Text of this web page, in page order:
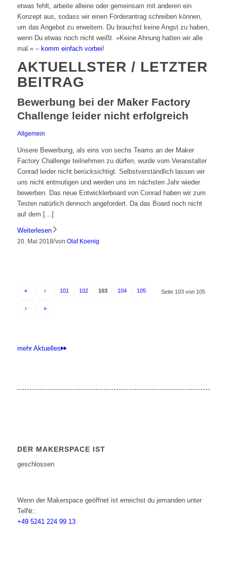
etwas fehlt, arbeite alleine oder gemeinsam mit anderen ein
Konzept aus, sodass wir einen Förderantrag schreiben können,
um das Angebot zu erweitern. Du brauchst keine Angst zu haben,
wenn Du etwas noch nicht weißt. »Keine Ahnung hatten wir alle
mal.« – komm einfach vorbei!
AKTUELLSTER / LETZTER
BEITRAG
Bewerbung bei der Maker Factory
Challenge leider nicht erfolgreich
Allgemein
Unsere Bewerbung, als eins von sechs Teams an der Maker
Factory Challenge teilnehmen zu dürfen, wurde vom Veranstalter
Conrad leider nicht berücksichtigt. Selbstverständlich lassen wir
uns nicht entmutigen und werden uns im nächsten Jahr wieder
bewerben. Das neue Entwicklerboard von Conrad haben wir zum
Testen natürlich dennoch angefordert. Da das Board noch nicht
auf dem […]
Weiterlesen
20. Mai 2018/von Olaf Koenig
Seite 103 von 105
« ‹ 101 102 103 104 105
› »
mehr Aktuelles
DER MAKERSPACE IST
geschlossen
Wenn der Makerspace geöffnet ist erreichst du jemanden unter
TelNr.:
+49 5241 224 99 13